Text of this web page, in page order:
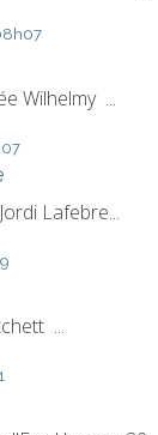
Wilhelmy ...
Lafebre...
...